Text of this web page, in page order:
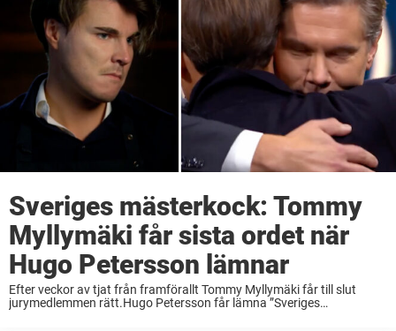
Sveriges mästerkock: Tommy
Myllymäki får sista ordet när
Hugo Petersson lämnar
Efter veckor av tjat från framförallt Tommy Myllymäki får till slut
jurymedlemmen rätt.Hugo Petersson får lämna ”Sveriges